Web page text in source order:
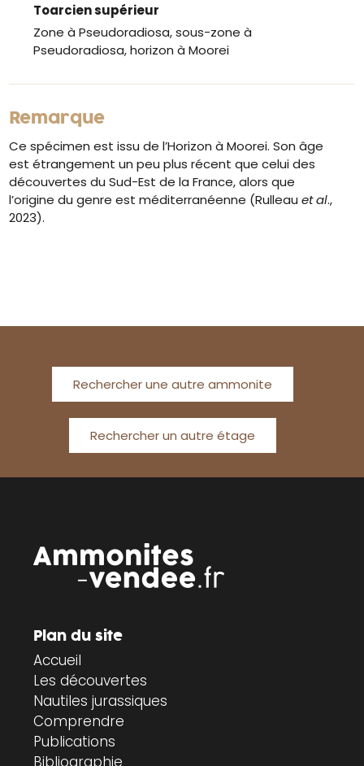
Toarcien supérieur
Zone à Pseudoradiosa, sous-zone à
Pseudoradiosa, horizon à Moorei
Remarque
Ce spécimen est issu de l’Horizon à Moorei. Son âge
est étrangement un peu plus récent que celui des
découvertes du Sud-Est de la France, alors que
l’origine du genre est méditerranéenne (Rulleauet al.,
2023).
Rechercher une autre ammonite
Rechercher un autre étage
Plan du site
Accueil
Les découvertes
Nautiles jurassiques
Comprendre
Publications